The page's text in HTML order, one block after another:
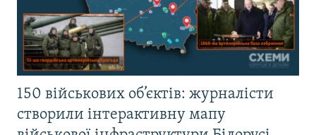
150 військових об’єктів: журналісти
створили інтерактивну мапу